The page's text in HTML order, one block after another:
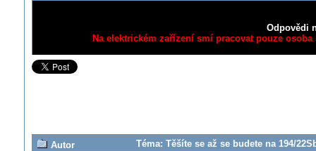
Odpovědi
Na elektrickém zařízení smí pracovat pouze
Autor
Téma: Těšíte se až se budete na 194/